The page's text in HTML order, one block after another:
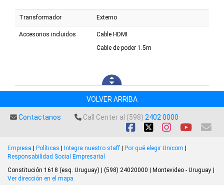
Transformador Externo
Accesorios incluidos
Cable HDMI
Cable de poder 1.5m
VOLVER ARRIBA
Contactanos Call Center al (598) 2402 0000
Empresa Políticas Integra nuestro staff Por qué elegir Unicom
Responsabilidad Social Empresarial
Constitución 1618 (esq. Uruguay) | (598) 24020000 | Montevideo - Uruguay |
Ver dirección en el mapa